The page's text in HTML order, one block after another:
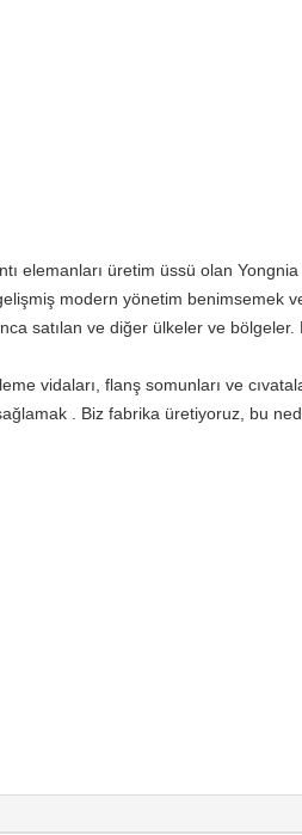
elemanları üretim üssü olan
modern yönetim benimsemek
satılan ve diğer ülkeler ve bölgeler.
vidaları, flanş somunları ve
.
Biz fabrika üretiyoruz, bu